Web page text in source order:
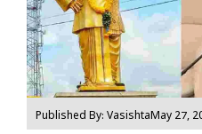
Published By: VasishtaMay 27,